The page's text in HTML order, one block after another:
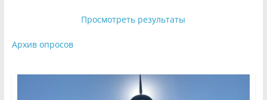
Просмотреть результаты
Архив опросов